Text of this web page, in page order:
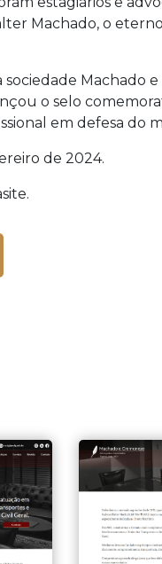
Machado, o
sociedade Machado
o selo
em defesa do
de 2024.